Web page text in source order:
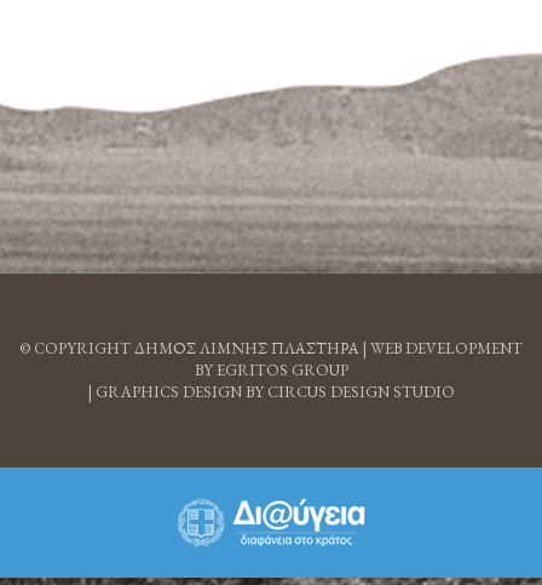
© COPYRIGHT ΔΗΜΟΣ ΛΙΜΝΗΣ ΠΛΑΣΤΗΡΑ | WEB DEVELOPMENT
BY EGRITOS GROUP
| GRAPHICS DESIGN BY CIRCUS DESIGN STUDIO